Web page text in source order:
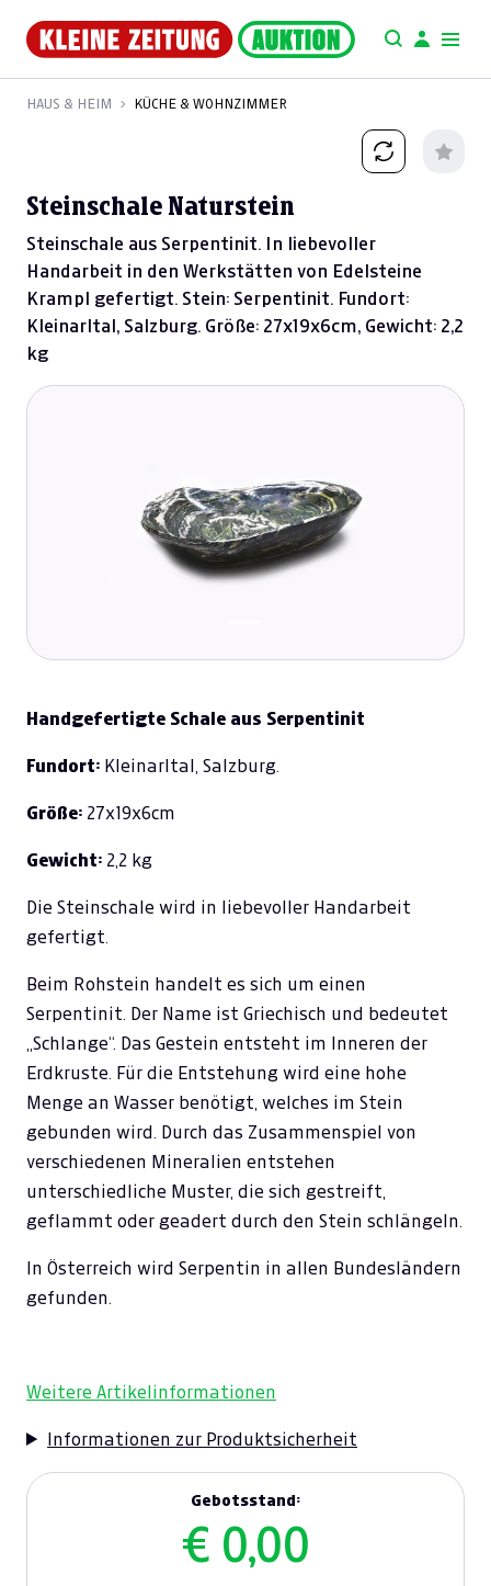
HAUS & HEIM KÜCHE & WOHNZIMMER
Steinschale Naturstein
Steinschale aus Serpentinit. In liebevoller
Handarbeit in den Werkstätten von Edelsteine
Krampl gefertigt. Stein: Serpentinit. Fundort:
Kleinarltal, Salzburg. Größe: 27x19x6cm, Gewicht: 2,2
kg
Handgefertigte Schale aus Serpentinit
Fundort: Kleinarltal, Salzburg.
Größe: 27x19x6cm
Gewicht: 2,2 kg
Die Steinschale wird in liebevoller Handarbeit
gefertigt.
Beim Rohstein handelt es sich um einen
Serpentinit. Der Name ist Griechisch und bedeutet
„Schlange“. Das Gestein entsteht im Inneren der
Erdkruste. Für die Entstehung wird eine hohe
Menge an Wasser benötigt, welches im Stein
gebunden wird. Durch das Zusammenspiel von
verschiedenen Mineralien entstehen
unterschiedliche Muster, die sich gestreift,
geflammt oder geadert durch den Stein schlängeln.
In Österreich wird Serpentin in allen Bundesländern
gefunden.
Weitere Artikelinformationen
Informationen zur Produktsicherheit
Gebotsstand:
€ 0,00